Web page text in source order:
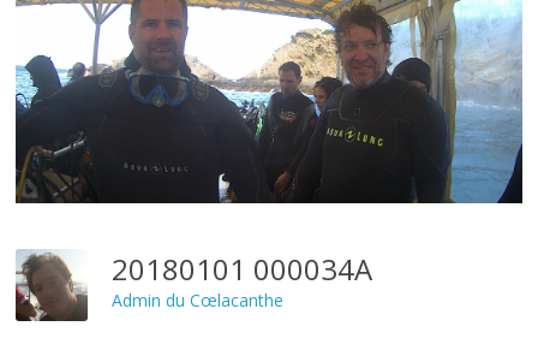
20180101 000034A
Admin du Cœlacanthe